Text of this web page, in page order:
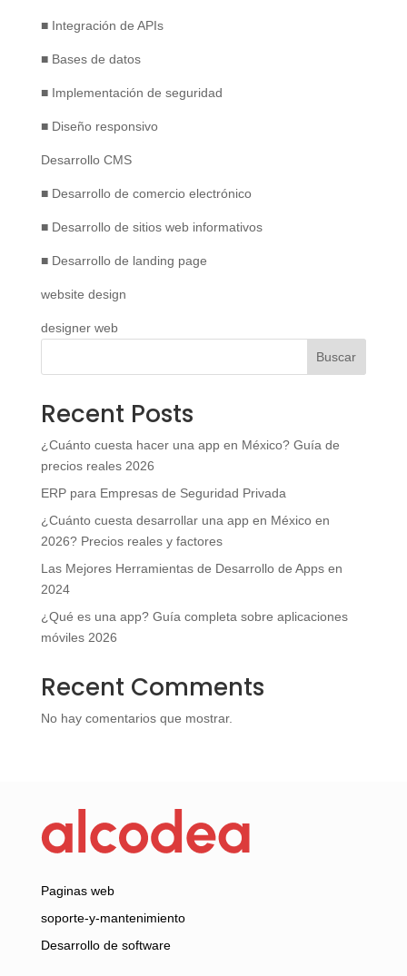
■ Integración de APIs
■ Bases de datos
■ Implementación de seguridad
■ Diseño responsivo
Desarrollo CMS
■ Desarrollo de comercio electrónico
■ Desarrollo de sitios web informativos
■ Desarrollo de landing page
website design
designer web
Buscar
Recent Posts
¿Cuánto cuesta hacer una app en México? Guía de
precios reales 2026
ERP para Empresas de Seguridad Privada
¿Cuánto cuesta desarrollar una app en México en
2026? Precios reales y factores
Las Mejores Herramientas de Desarrollo de Apps en
2024
¿Qué es una app? Guía completa sobre aplicaciones
móviles 2026
Recent Comments
No hay comentarios que mostrar.
Paginas web
soporte-y-mantenimiento
Desarrollo de software